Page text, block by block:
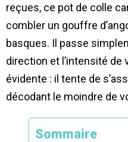
reçues, ce pot de colle
combler un gouffre
basques. Il passe
direction et l’intensité de
évidente : il tente de
décodant le moindre de
Sommaire